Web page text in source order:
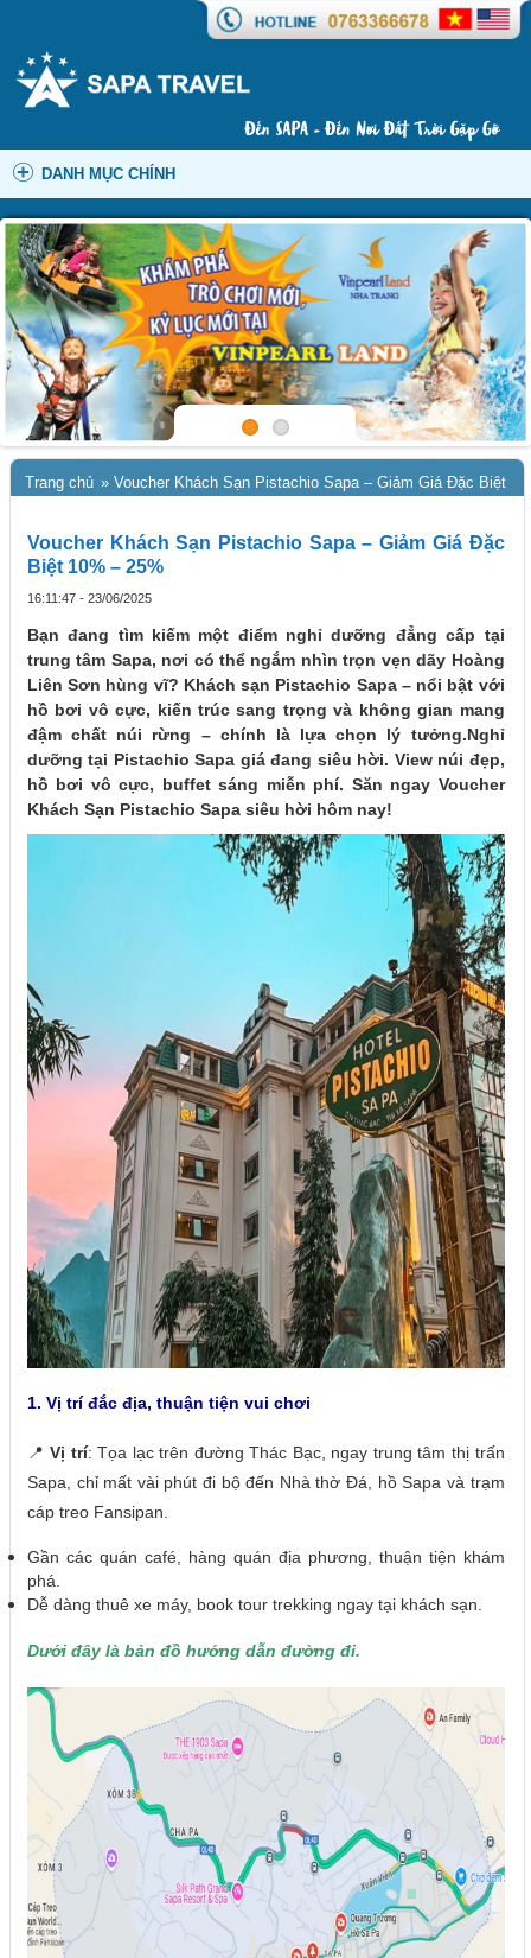
DANH MỤC CHÍNH
Trang chủ » Voucher Khách Sạn Pistachio Sapa – Giảm Giá Đặc Biệt
Voucher Khách Sạn Pistachio Sapa – Giảm Giá Đặc
Biệt 10% – 25%
16:11:47 - 23/06/2025
Bạn đang tìm kiếm một điểm nghỉ dưỡng đẳng cấp tại
trung tâm Sapa, nơi có thể ngắm nhìn trọn vẹn dãy Hoàng
Liên Sơn hùng vĩ? Khách sạn Pistachio Sapa– nổi bật với
hồ bơi vô cực, kiến trúc sang trọng và không gian mang
đậm chất núi rừng – chính là lựa chọn lý tưởng.Nghỉ
dưỡng tại Pistachio Sapa giá đang siêu hời. View núi đẹp,
hồ bơi vô cực, buffet sáng miễn phí. Săn ngay Voucher
Khách Sạn Pistachio Sapa siêu hời hôm nay!
1. Vị trí đắc địa, thuận tiện vui chơi
📍Vị trí: Tọa lạc trên đường Thác Bạc, ngay trung tâm thị trấn
Sapa, chỉ mất vài phút đi bộ đến Nhà thờ Đá, hồ Sapa và trạm
cáp treo Fansipan.
Gần các quán café, hàng quán địa phương, thuận tiện khám
phá.
Dễ dàng thuê xe máy, book tour trekking ngay tại khách sạn.
Dưới đây là bản đồ hướng dẫn đường đi.